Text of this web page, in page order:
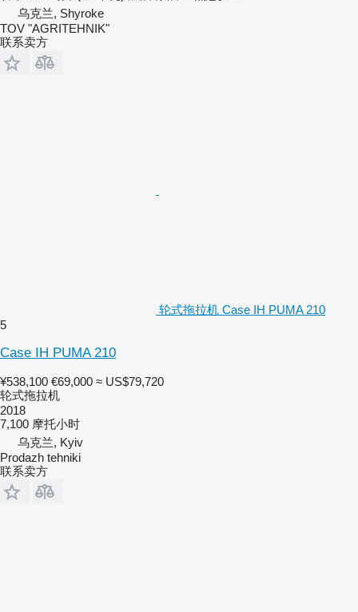
乌克兰, Shyroke
TOV "AGRITEHNIK"
联系卖方
轮式拖拉机 Case IH PUMA 210
5
Case IH PUMA 210
¥538,100 €69,000 ≈ US$79,720
轮式拖拉机
2018
7,100 摩托小时
乌克兰, Kyiv
Prodazh tehniki
联系卖方